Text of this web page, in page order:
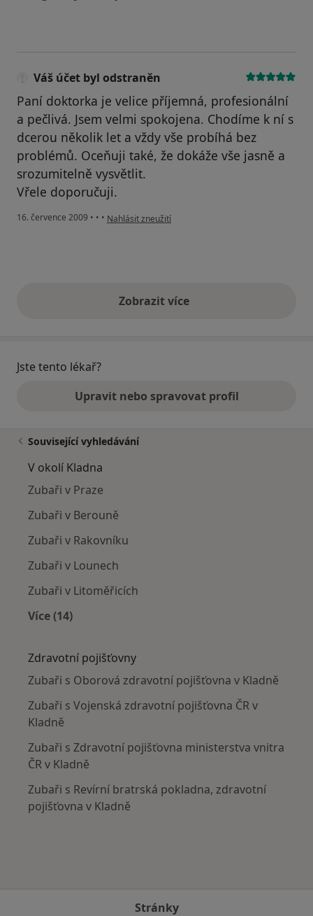
Váš účet byl odstraněn
Paní doktorka je velice příjemná, profesionální
a pečlivá. Jsem velmi spokojena. Chodíme k ní s
dcerou několik let a vždy vše probíhá bez
problémů. Oceňuji také, že dokáže vše jasně a
srozumitelně vysvětlit.
Vřele doporučuji.
16. července 2009 • • • podle názoru uživatele Váš účet byl odstraněn
Nahlásit zneužití
Zobrazit vícevýše uvedené názory
Jste tento lékař?
Upravit nebo spravovat profil
Související vyhledávání
V okolí Kladna
Zubaři v Praze
Zubaři v Berouně
Zubaři v Rakovníku
Zubaři v Lounech
Zubaři v Litoměřicích
Více (14)
Zdravotní pojišťovny
Zubaři s Oborová zdravotní pojišťovna v Kladně
Zubaři s Vojenská zdravotní pojišťovna ČR v
Kladně
Zubaři s Zdravotní pojišťovna ministerstva vnitra
ČR v Kladně
Zubaři s Revírní bratrská pokladna, zdravotní
pojišťovna v Kladně
Stránky